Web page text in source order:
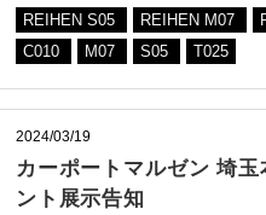
REIHEN S05 REIHEN M07
C010
M07 S05 T025
2024/03/19
カーポートマルゼン 埼
ント展示告知